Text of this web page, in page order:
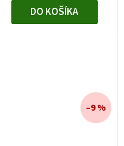
DO KOŠÍKA
–9 %